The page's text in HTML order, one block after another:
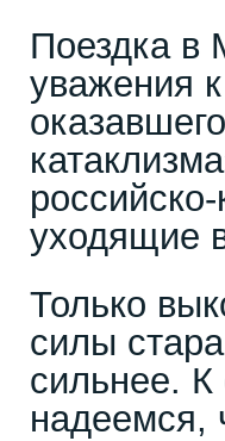
Поездка в
уважения
уходящие
Только
силы
сильнее. К
надеемся,